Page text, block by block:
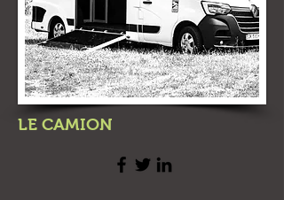
LE CAMION